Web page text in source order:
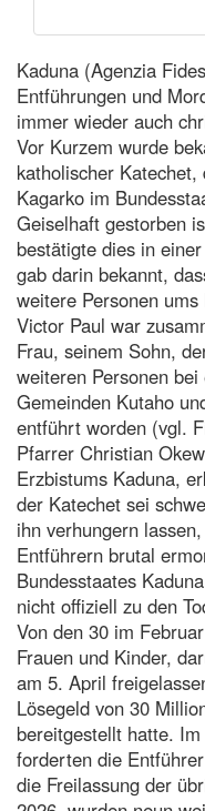
Kaduna (Agenzia
Entführungen und
immer wieder auch
Vor Kurzem wurde
katholischer
Kagarko im
Geiselhaft gestorben
bestätigte dies in
gab darin bekannt,
weitere Personen ums
Victor Paul war
Frau, seinem Sohn,
weiteren Personen
Gemeinden Kutaho
entführt worden (vgl.
Pfarrer Christian
Erzbistums Kaduna,
der Katechet sei
ihn verhungern
Entführern brutal
Bundesstaates
nicht offiziell zu den
Von den 30 im
Frauen und Kinder,
am 5. April
Lösegeld von 30
bereitgestellt hatte.
forderten die
die Freilassung der